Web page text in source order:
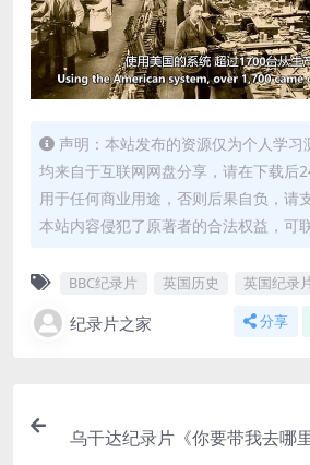
声明：本站发布的资源仅为个人学
均来自于互联网网盘分享，请在下载后
用于任何商业用途，否则后果自负，请
本站内容侵犯了原著者的合法权益，可
BBC纪录片 英国历史 英国纪录
纪录片之家 分享
乌干达纪录片《你要带我去哪